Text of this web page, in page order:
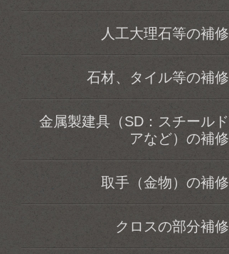
人工大理石等の補修
石材、タイル等の補修
金属製建具（SD：スチールド
アなど）の補修
取手（金物）の補修
クロスの部分補修